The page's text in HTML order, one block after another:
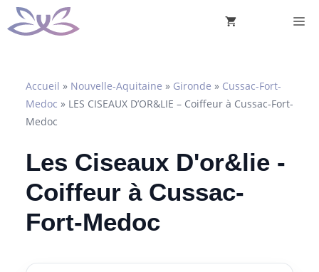
Aller
au
Accueil » Nouvelle-Aquitaine » Gironde » Cussac-Fort-
Medoc » LES CISEAUX D’OR&LIE – Coiffeur à Cussac-Fort-
Medoc
Les Ciseaux D'or&lie -
Coiffeur à Cussac-
Fort-Medoc